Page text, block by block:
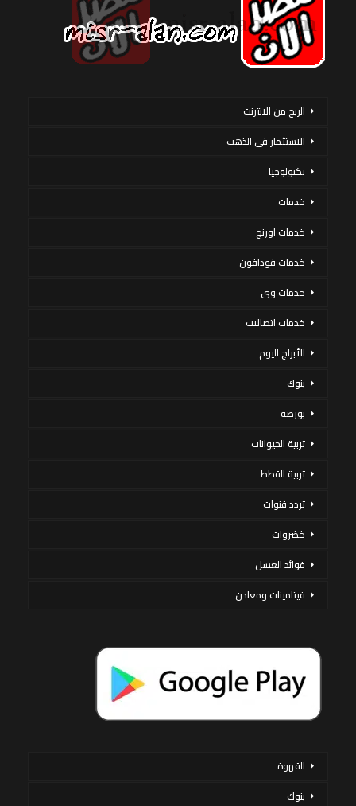
الربح من الانترنت
الاستثمار فى الذهب
تكنولوجيا
خدمات
خدمات اورنج
خدمات فودافون
خدمات وى
خدمات اتصالات
الأبراج اليوم
بنوك
بورصة
تربية الحيوانات
تربية القطط
تردد قنوات
خضروات
فوائد العسل
فيتامينات ومعادن
القهوة
بنوك